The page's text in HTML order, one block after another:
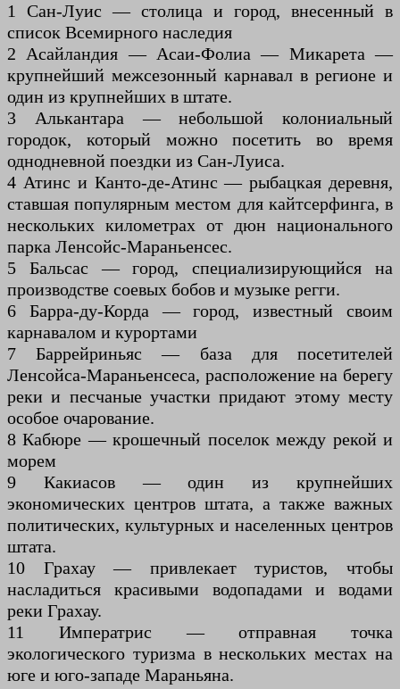
1 Сан-Луис — столица и город, внесенный в
список Всемирного наследия
2 Асайландия — Асаи-Фолиа — Микарета —
крупнейший межсезонный карнавал в регионе и
один из крупнейших в штате.
3 Алькантара — небольшой колониальный
городок, который можно посетить во время
однодневной поездки из Сан-Луиса.
4 Атинс и Канто-де-Атинс — рыбацкая деревня,
ставшая популярным местом для кайтсерфинга, в
нескольких километрах от дюн национального
парка Ленсойс-Мараньенсес.
5 Бальсас — город, специализирующийся на
производстве соевых бобов и музыке регги.
6 Барра-ду-Корда — город, известный своим
карнавалом и курортами
7 Баррейриньяс — база для посетителей
Ленсойса-Мараньенсеса, расположение на берегу
реки и песчаные участки придают этому месту
особое очарование.
8 Кабюре — крошечный поселок между рекой и
морем
9 Какиасов — один из крупнейших
экономических центров штата, а также важных
политических, культурных и населенных центров
штата.
10 Грахау — привлекает туристов, чтобы
насладиться красивыми водопадами и водами
реки Грахау.
11 Императрис — отправная точка
экологического туризма в нескольких местах на
юге и юго-западе Мараньяна.